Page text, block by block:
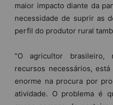
maior impacto diante da
necessidade de suprir as
perfil do produtor rural
“O agricultor
recursos necessários,
enorme na procura por
atividade. O problema é